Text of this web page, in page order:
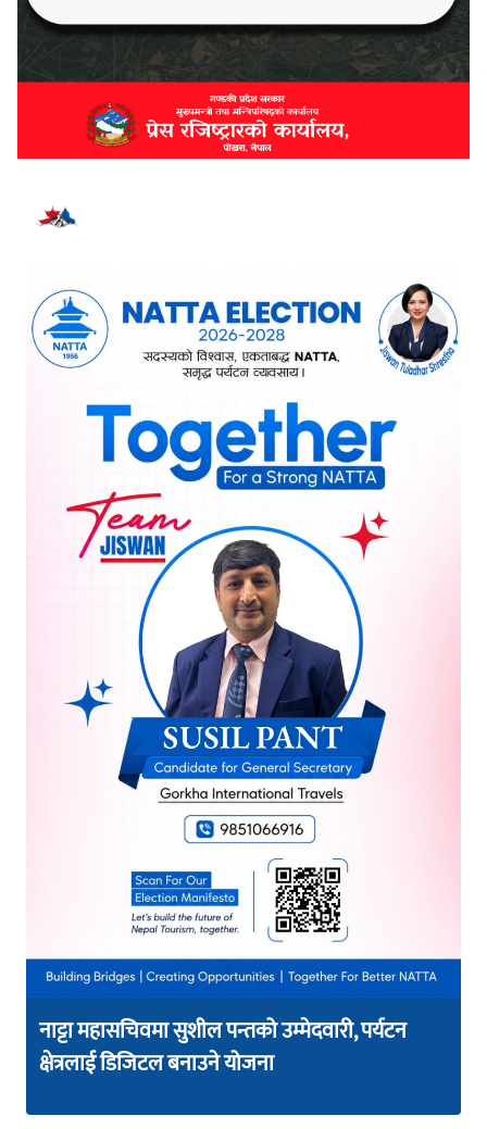
नाट्टा महासचिवमा सुशील पन्तको उम्मेदवारी, पर्यटन
क्षेत्रलाई डिजिटल बनाउने योजना